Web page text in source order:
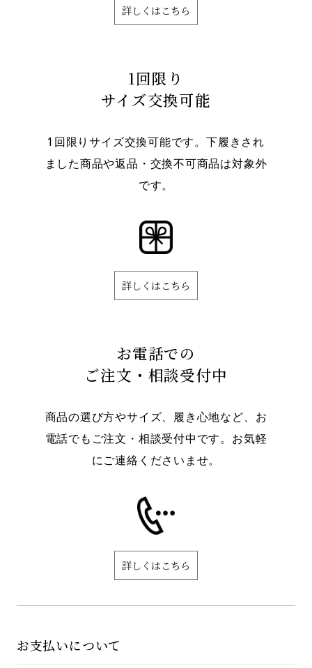
詳しくはこちら
1回限り
サイズ交換可能
1回限りサイズ交換可能です。下履きされ
ました商品や返品・交換不可商品は対象外
です。
詳しくはこちら
お電話での
ご注文・相談受付中
商品の選び方やサイズ、履き心地など、お
電話でもご注文・相談受付中です。お気軽
にご連絡くださいませ。
詳しくはこちら
お支払いについて